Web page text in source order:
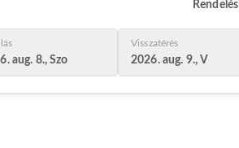
aug. 8., Szo
Visszatérés
2026. aug. 9., V